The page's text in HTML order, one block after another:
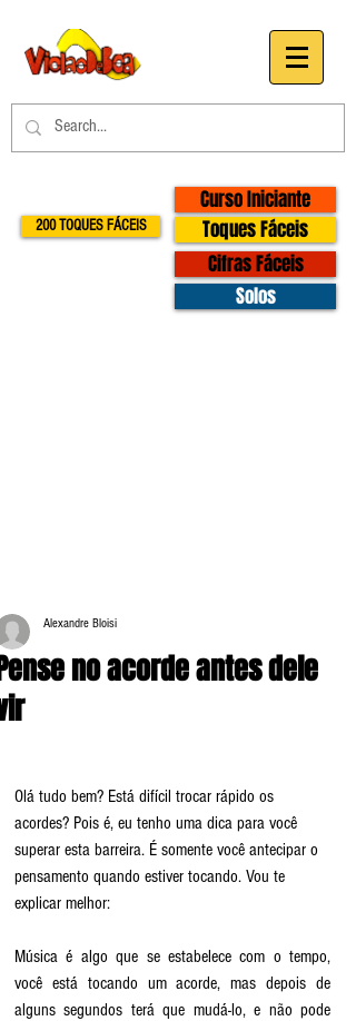
200 TOQUES FÁCEIS
Curso Iniciante
Toques Fáceis
Cifras Fáceis
Solos
no acorde antes dele
Alexandre Bloisi
Olá tudo bem? Está difícil trocar rápido os
acordes? Pois é, eu tenho uma dica para você
superar esta barreira. É somente você antecipar o
pensamento quando estiver tocando. Vou te
explicar melhor:
Música é algo que se estabelece com o tempo,
você está tocando um acorde, mas depois de
alguns segundos terá que mudá-lo, e não pode